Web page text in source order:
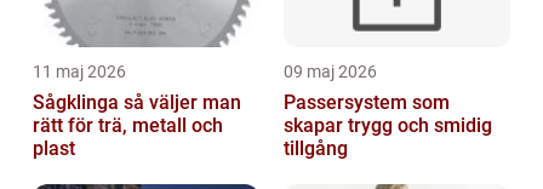
11 maj 2026
Sågklinga så väljer man
rätt för trä, metall och
plast
09 maj 2026
Passersystem som
skapar trygg och smidig
tillgång